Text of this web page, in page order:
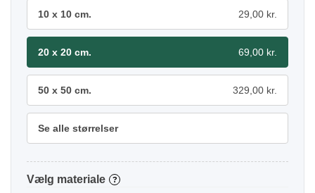
10 x 10 cm. 29,00 kr.
20 x 20 cm. 69,00 kr.
50 x 50 cm. 329,00 kr.
Se alle størrelser
materiale ?